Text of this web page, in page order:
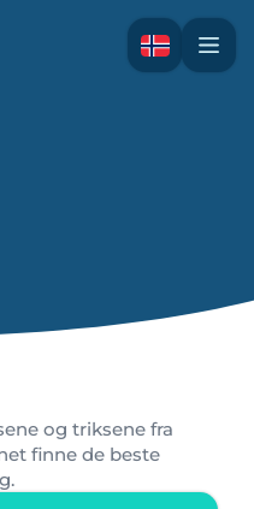
og triksene fra
finne de beste